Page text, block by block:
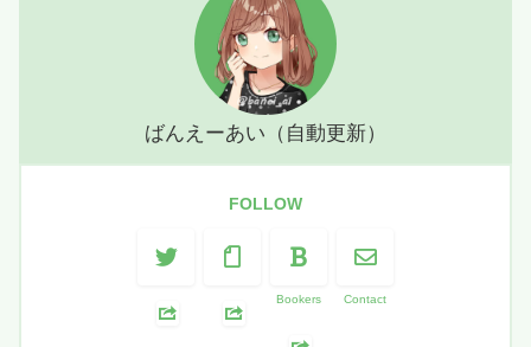
ばんえーあい（自動更新）
FOLLOW
Bookers Contact